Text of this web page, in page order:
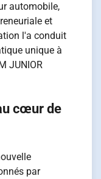
automobile,
et
l'a conduit
unique à
JUNIOR
cœur de
par